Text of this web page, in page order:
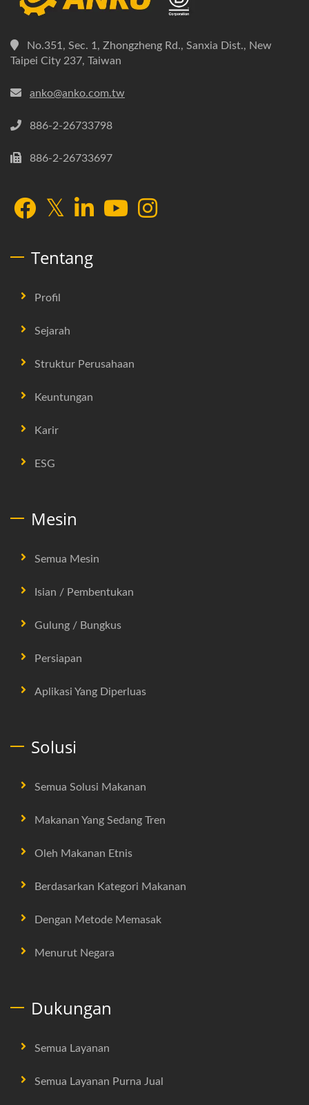
No.351, Sec. 1, Zhongzheng Rd., Sanxia Dist., New
Taipei City 237, Taiwan
anko@anko.com.tw
886-2-26733798
886-2-26733697
Tentang
Profil
Sejarah
Struktur Perusahaan
Keuntungan
Karir
ESG
Mesin
Semua Mesin
Isian / Pembentukan
Gulung / Bungkus
Persiapan
Aplikasi Yang Diperluas
Solusi
Semua Solusi Makanan
Makanan Yang Sedang Tren
Oleh Makanan Etnis
Berdasarkan Kategori Makanan
Dengan Metode Memasak
Menurut Negara
Dukungan
Semua Layanan
Semua Layanan Purna Jual